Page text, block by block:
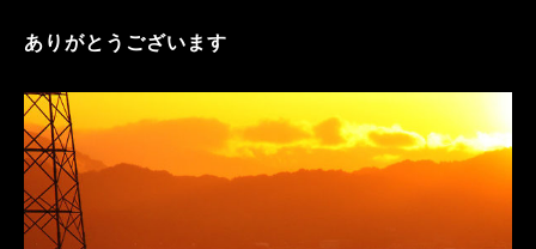
ありがとうございます